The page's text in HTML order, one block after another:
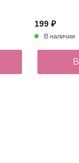
199 ₽
В наличии